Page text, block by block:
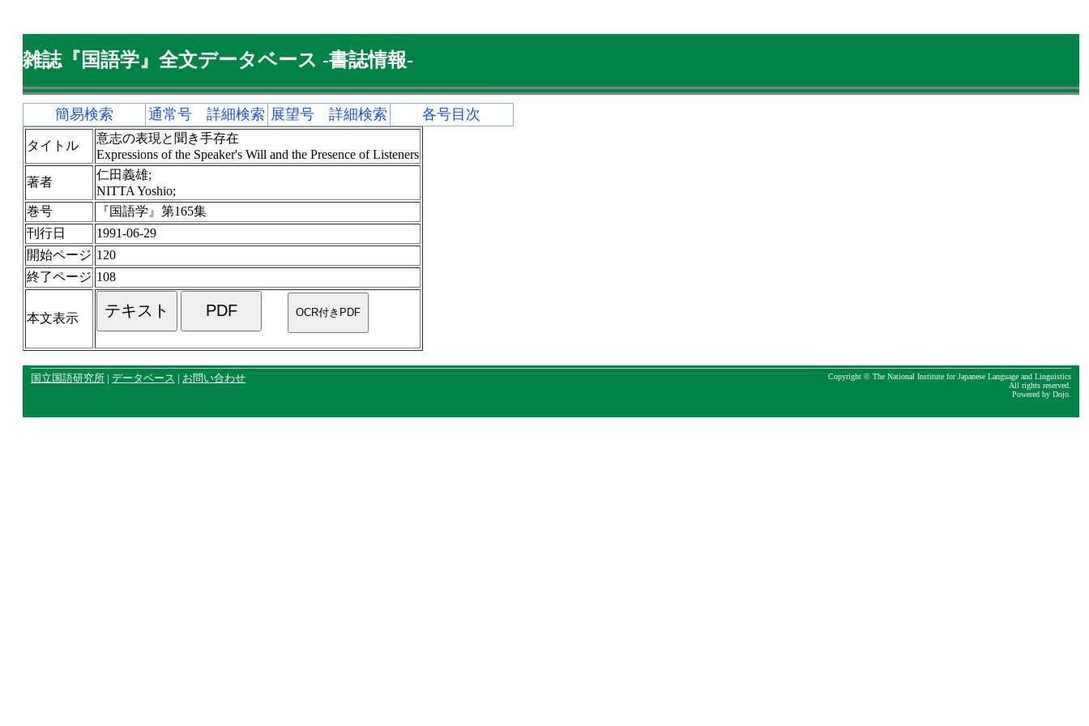
雑誌『国語学』全文データベース -書誌情報-
簡易検索 通常号 詳細検索 展望号 詳細検索 各号目次
タイトル
意志の表現と聞き手存在
Expressions of the Speaker's Will and the Presence of Listeners
著者
仁田義雄;
NITTA Yoshio;
巻号
『国語学』第165集
刊行日
1991-06-29
開始ページ 120
終了ページ 108
本文表示
国立国語研究所 | データベース | お問い合わせ
Copyright © The National Institute for Japanese Language and Linguistics
All rights reserved.
Powered by Dojo